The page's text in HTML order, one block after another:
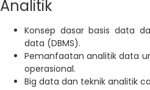
Analitik
Konsep dasar basis data
data (DBMS).
Pemanfaatan analitik data
operasional.
Big data dan teknik analitik